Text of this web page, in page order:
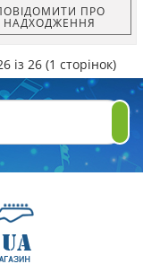
ПРО
НАДХОДЖЕННЯ
із 26 (1 сторінок)